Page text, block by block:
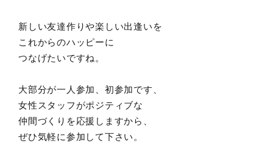
新しい友達作りや楽しい出逢いを
これからのハッピーに
つなげたいですね。
大部分が一人参加、初参加です、
女性スタッフがポジティブな
仲間づくりを応援しますから、
ぜひ気軽に参加して下さい。